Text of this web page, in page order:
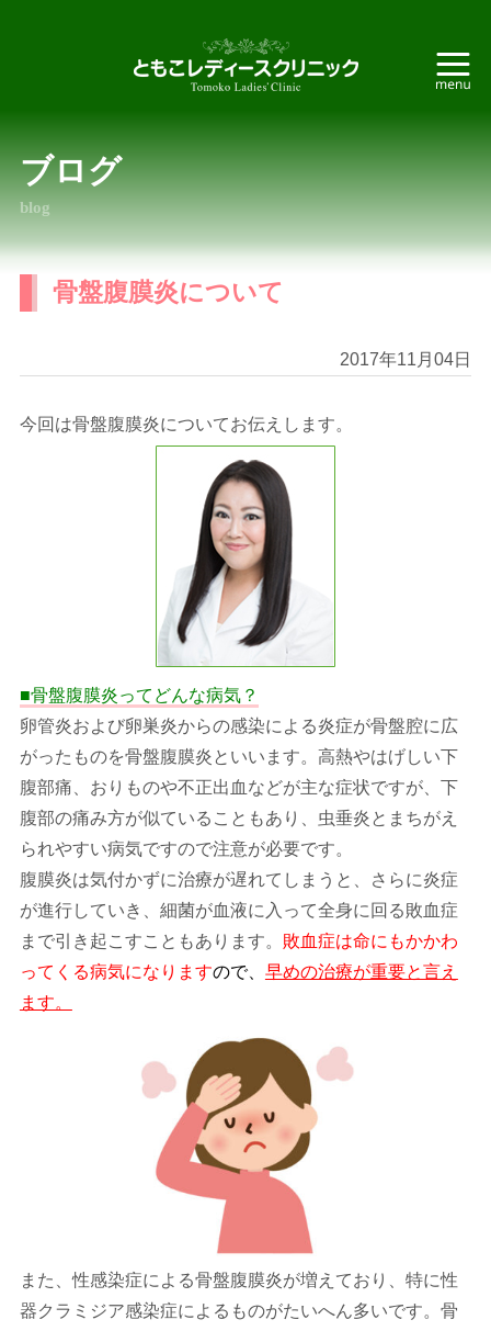
ブログ
blog
骨盤腹膜炎について
2017年11月04日
今回は骨盤腹膜炎についてお伝えします。
■骨盤腹膜炎ってどんな病気？
卵管炎および卵巣炎からの感染による炎症が骨盤腔に広
がったものを骨盤腹膜炎といいます。高熱やはげしい下
腹部痛、おりものや不正出血などが主な症状ですが、下
腹部の痛み方が似ていることもあり、虫垂炎とまちがえ
られやすい病気ですので注意が必要です。
腹膜炎は気付かずに治療が遅れてしまうと、さらに炎症
が進行していき、細菌が血液に入って全身に回る敗血症
まで引き起こすこともあります。 敗血症は命にもかかわ
ってくる病気になりますので、 早めの治療が重要と言え
ます。
また、性感染症による骨盤腹膜炎が増えており、特に性
器クラミジア感染症によるものがたいへん多いです。骨